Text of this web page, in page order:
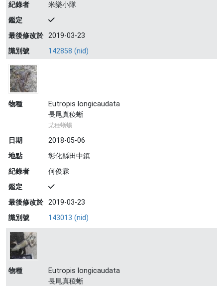
紀錄者
米樂小隊
鑑定
最後修改於 2019-03-23
識別號
142858 (nid)
物種
Eutropis longicaudata
長尾真稜蜥
某種蜥蜴
日期
2018-05-06
地點
彰化縣田中鎮
紀錄者
何俊霖
鑑定
最後修改於 2019-03-23
識別號
143013 (nid)
物種
Eutropis longicaudata
長尾真稜蜥